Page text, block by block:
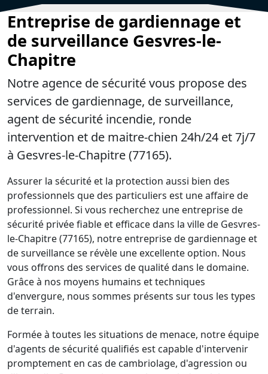
Entreprise de gardiennage et
de surveillance Gesvres-le-
Chapitre
Notre agence de sécurité vous propose des
services de gardiennage, de surveillance,
agent de sécurité incendie, ronde
intervention et de maitre-chien 24h/24 et 7j/7
à Gesvres-le-Chapitre (77165).
Assurer la sécurité et la protection aussi bien des
professionnels que des particuliers est une affaire de
professionnel. Si vous recherchez une entreprise de
sécurité privée fiable et efficace dans la ville de Gesvres-
le-Chapitre (77165), notre entreprise de gardiennage et
de surveillance se révèle une excellente option. Nous
vous offrons des services de qualité dans le domaine.
Grâce à nos moyens humains et techniques
d'envergure, nous sommes présents sur tous les types
de terrain.
Formée à toutes les situations de menace, notre équipe
d'agents de sécurité qualifiés est capable d'intervenir
promptement en cas de cambriolage, d'agression ou